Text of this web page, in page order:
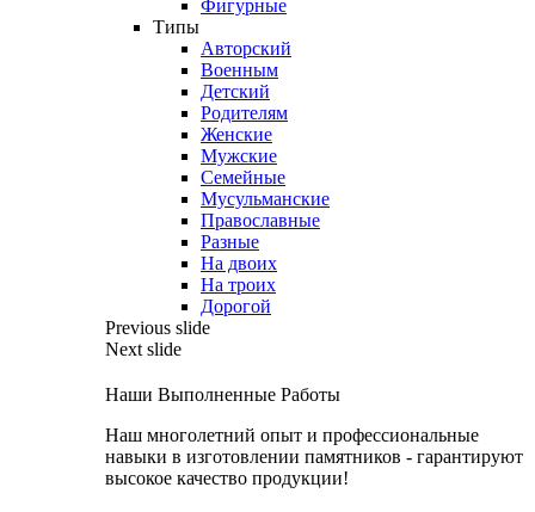
Фигурные
Типы
Авторский
Военным
Детский
Родителям
Женские
Мужские
Семейные
Мусульманские
Православные
Разные
На двоих
На троих
Дорогой
Previous slide
Next slide
Наши Выполненные Работы
Наш многолетний опыт и профессиональные
навыки в изготовлении памятников - гарантируют
высокое качество продукции!